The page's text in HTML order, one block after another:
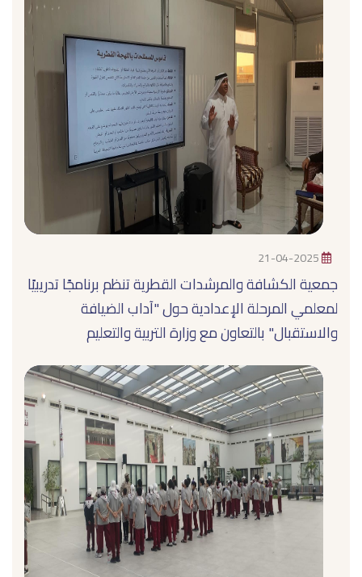
21-04-2025
جمعية الكشافة والمرشدات القطرية تنظم برنامجًا تدريبيًا
لمعلمي المرحلة الإعدادية حول "آداب الضيافة
والاستقبال" بالتعاون مع وزارة التربية والتعليم